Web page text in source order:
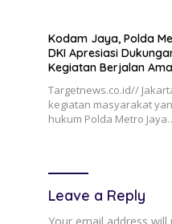
Kodam Jaya, Polda
DKI Apresiasi
Kegiatan Berjalan
Targetnews.co.id//
kegiatan masyarakat
hukum Polda Metro
Leave a Reply
Your email address will